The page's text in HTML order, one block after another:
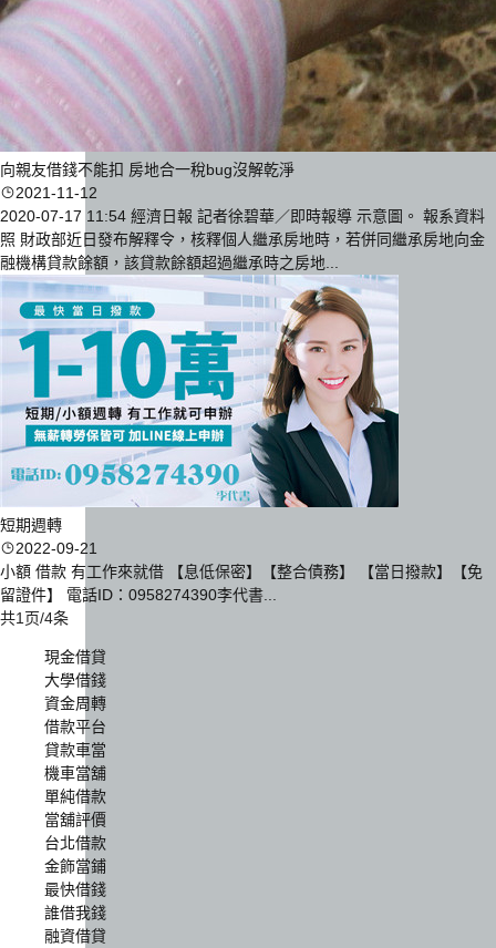
向親友借錢不能扣 房地合一稅bug沒解乾淨
2021-11-12
2020-07-17 11:54 經濟日報 記者徐碧華／即時報導 示意圖。 報系資料
照 財政部近日發布解釋令，核釋個人繼承房地時，若併同繼承房地向金
融機構貸款餘額，該貸款餘額超過繼承時之房地...
短期週轉
2022-09-21
小額 借款 有工作來就借 【息低保密】【整合債務】 【當日撥款】【免
留證件】 電話ID：0958274390李代書...
共1页/4条
現金借貸
大學借錢
資金周轉
借款平台
貸款車當
機車當舖
單純借款
當舖評價
台北借款
金飾當鋪
最快借錢
誰借我錢
融資借貸